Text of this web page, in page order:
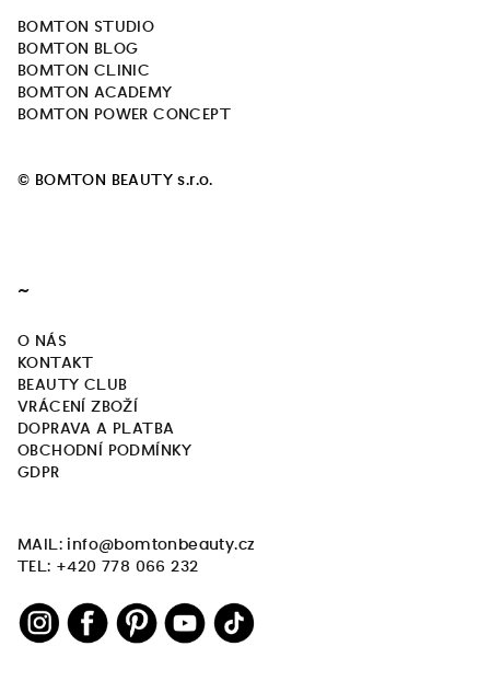
BOMTON STUDIO
BOMTON BLOG
BOMTON CLINIC
BOMTON ACADEMY
BOMTON POWER CONCEPT
© BOMTON BEAUTY s.r.o.
~
O NÁS
KONTAKT
BEAUTY CLUB
VRÁCENÍ ZBOŽÍ
DOPRAVA A PLATBA
OBCHODNÍ PODMÍNKY
GDPR
MAIL: info@bomtonbeauty.cz
TEL: +420 778 066 232